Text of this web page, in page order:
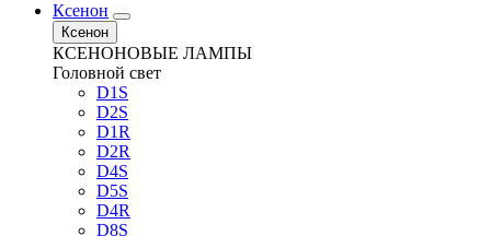
Ксенон
Ксенон
КСЕНОНОВЫЕ ЛАМПЫ
Головной свет
D1S
D2S
D1R
D2R
D4S
D5S
D4R
D8S